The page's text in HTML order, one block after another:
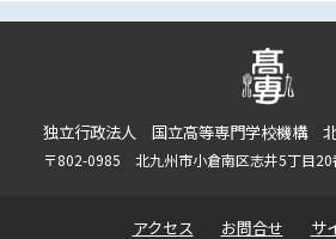
独立行政法人 国立高等専門学校機構
〒802-0985 北九州市小倉南区志井5丁目20
アクセス お問合せ サ